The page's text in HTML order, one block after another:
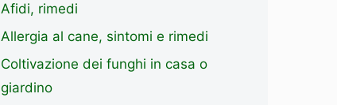
Afidi, rimedi
Allergia al cane, sintomi e rimedi
Coltivazione dei funghi in casa o
giardino